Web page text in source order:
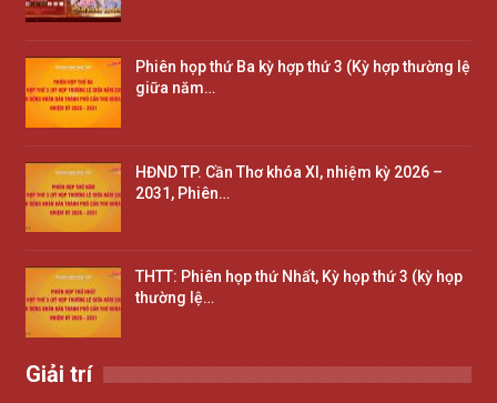
Phiên họp thứ Ba kỳ hợp thứ 3 (Kỳ hợp thường lệ
giữa năm…
HĐND TP. Cần Thơ khóa XI, nhiệm kỳ 2026 –
2031, Phiên…
THTT: Phiên họp thứ Nhất, Kỳ họp thứ 3 (kỳ họp
thường lệ…
Giải trí